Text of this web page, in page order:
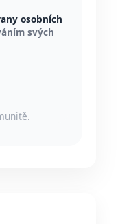
osobních
svých